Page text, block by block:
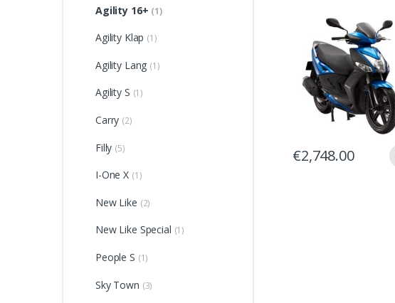
€2,748.00
Agility 16+ (1)
Agility Klap (1)
Agility Lang (1)
Agility S (1)
Carry (2)
Filly (5)
I-One X (1)
New Like (2)
New Like Special (1)
People S (1)
Sky Town (3)